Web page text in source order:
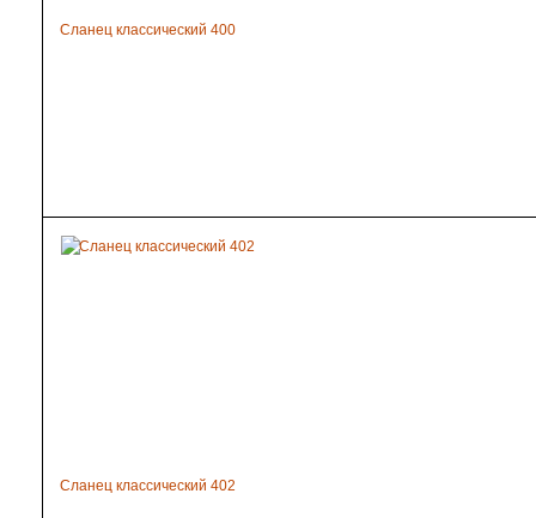
Сланец классический 400
Сланец классический 402